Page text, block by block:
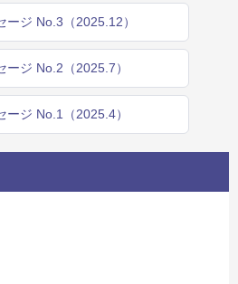
ージ No.3（2025.12）
ージ No.2（2025.7）
ージ No.1（2025.4）